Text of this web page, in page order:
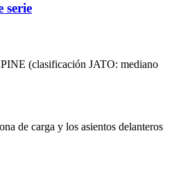
serie
(clasificación JATO: mediano
de carga y los asientos delanteros